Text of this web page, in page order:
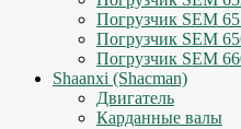
Погрузчик SEM
Погрузчик SEM
Погрузчик SEM
Shaanxi (Shacman)
Двигатель
Карданные валы